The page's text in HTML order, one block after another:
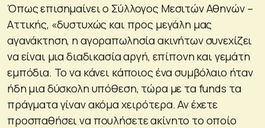
Όπως επισημαίνει ο Σύλλογος Μεσιτών Αθηνών –
Αττικής, «δυστυχώς και προς μεγάλη μας
αγανάκτηση, η αγοραπωλησία ακινήτων συνεχίζει
να είναι μια διαδικασία αργή, επίπονη και γεμάτη
εμπόδια. Το να κάνει κάποιος ένα συμβόλαιο ήταν
ήδη μια δύσκολη υπόθεση, τώρα με τα funds τα
πράγματα γίναν ακόμα χειρότερα. Αν έχετε
προσπαθήσει να πουλήσετε ακίνητο το οποίο